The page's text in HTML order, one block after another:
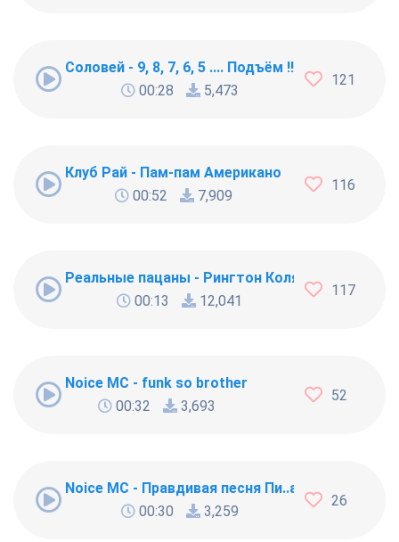
Соловей - 9, 8, 7, 6, 5 .... Подъём !!!
00:28
5,473
121
Клуб Рай - Пам-пам Американо
00:52
7,909
116
Реальные пацаны - Рингтон Коляна
00:13
12,041
117
Noice MC - funk so brother
00:32
3,693
52
Noice MC - Правдивая песня Пи..абола
00:30
3,259
26